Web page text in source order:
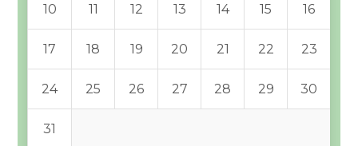
10 11 12 13 14 15 16
17 18 19 20 21 22 23
24 25 26 27 28 29 30
31